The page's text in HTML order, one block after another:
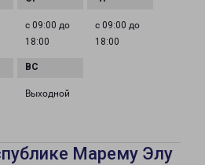
с 09:00 до
18:00
с 09:00 до
18:00
Выходной
Марему Элу